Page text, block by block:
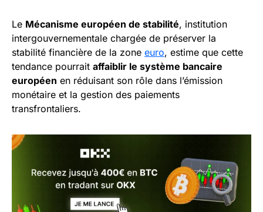
Le Mécanisme européen de stabilité, institution
intergouvernementale chargée de préserver la
stabilité financière de la zone euro, estime que cette
tendance pourrait affaiblir le système bancaire
européen en réduisant son rôle dans l’émission
monétaire et la gestion des paiements
transfrontaliers.